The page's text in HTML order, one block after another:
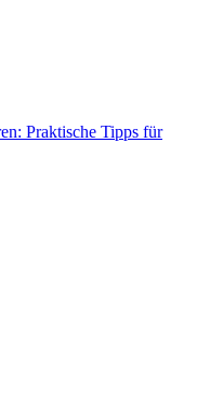
Praktische Tipps für